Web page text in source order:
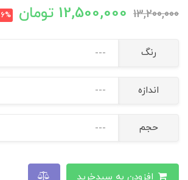
13,200,000
12,500,000 تومان 6%
رنگ
اندازه
حجم